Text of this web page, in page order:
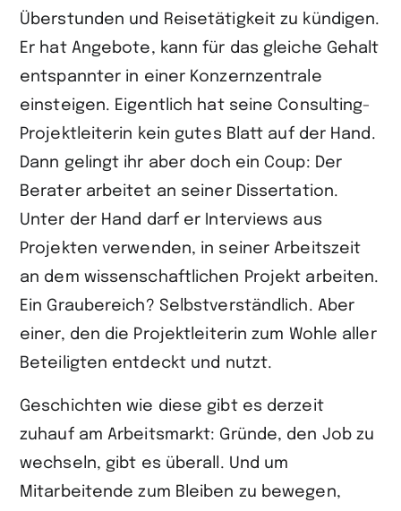
Überstunden und Reisetätigkeit zu kündigen.
Er hat Angebote, kann für das gleiche Gehalt
entspannter in einer Konzernzentrale
einsteigen. Eigentlich hat seine Consulting-
Projektleiterin kein gutes Blatt auf der Hand.
Dann gelingt ihr aber doch ein Coup: Der
Berater arbeitet an seiner Dissertation.
Unter der Hand darf er Interviews aus
Projekten verwenden, in seiner Arbeitszeit
an dem wissenschaftlichen Projekt arbeiten.
Ein Graubereich? Selbstverständlich. Aber
einer, den die Projektleiterin zum Wohle aller
Beteiligten entdeckt und nutzt.
Geschichten wie diese gibt es derzeit
zuhauf am Arbeitsmarkt: Gründe, den Job zu
wechseln, gibt es überall. Und um
Mitarbeitende zum Bleiben zu bewegen,